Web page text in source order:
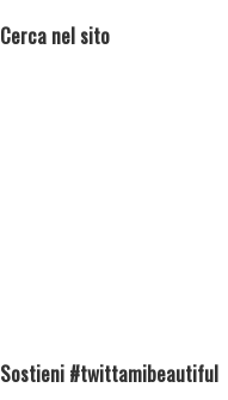
Cerca nel sito
Sostieni #twittamibeautiful